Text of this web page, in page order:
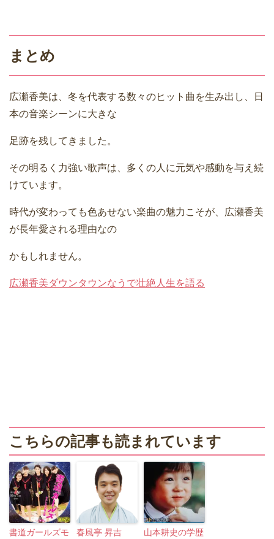
まとめ
広瀬香美は、冬を代表する数々のヒット曲を生み出し、日
本の音楽シーンに大きな
足跡を残してきました。
その明るく力強い歌声は、多くの人に元気や感動を与え続
けています。
時代が変わっても色あせない楽曲の魅力こそが、広瀬香美
が長年愛される理由なの
かもしれません。
広瀬香美ダウンタウンなうで壮絶人生を語る
こちらの記事も読まれています
書道ガールズモ
春風亭 昇吉
山本耕史の学歴